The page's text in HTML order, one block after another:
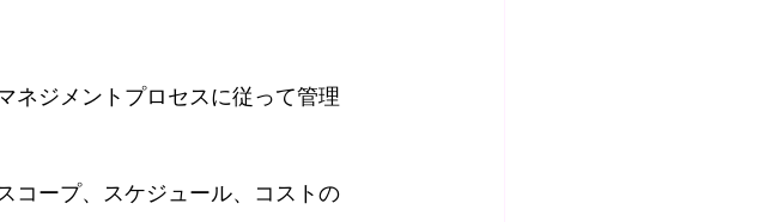
ジメントプロセスに従って管理
ープ、スケジュール、コストの